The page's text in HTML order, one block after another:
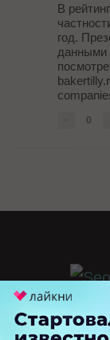
В
год.
данными
0
©